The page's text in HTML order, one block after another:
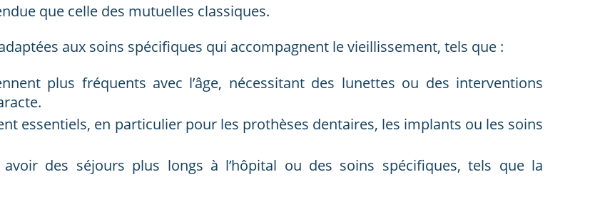
que celle des mutuelles classiques.
aux soins spécifiques qui accompagnent le vieillissement, tels que :
plus fréquents avec l’âge, nécessitant des lunettes ou des interventions
essentiels, en particulier pour les prothèses dentaires, les implants ou les soins
des séjours plus longs à l’hôpital ou des soins spécifiques, tels que la